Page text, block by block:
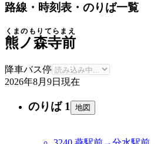
路線・時刻表・のりば一覧
熊ノ森寺前
くまのもりてらまえ
降車バス停
2026年8月9日 現在
のりば 1 地図